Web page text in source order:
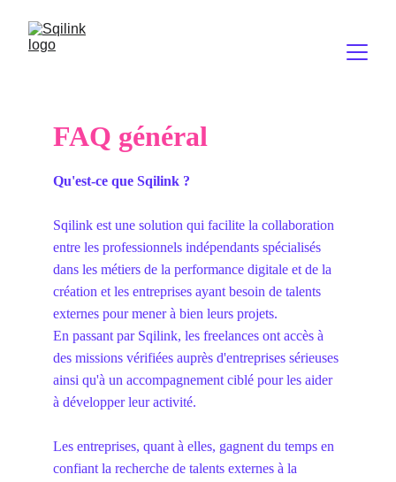
FAQ général
Qu'est-ce que Sqilink ?
Sqilink est une solution qui facilite la collaboration
entre les professionnels indépendants spécialisés
dans les métiers de la performance digitale et de la
création et les entreprises ayant besoin de talents
externes pour mener à bien leurs projets.
En passant par Sqilink, les freelances ont accès à
des missions vérifiées auprès d'entreprises sérieuses
ainsi qu'à un accompagnement ciblé pour les aider
à développer leur activité.
Les entreprises, quant à elles, gagnent du temps en
confiant la recherche de talents externes à la